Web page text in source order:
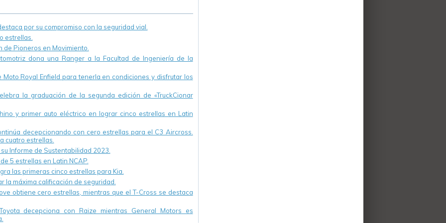
por su compromiso con la seguridad vial.
estrellas.
Pioneros en Movimiento.
dona una Ranger a la Facultad de Ingeniería de la
Royal Enfield para tenerla en condiciones y disfrutar los
la graduación de la segunda edición de «TruckCionar
y primer auto eléctrico en lograr cinco estrellas en Latin
decepcionando con cero estrellas para el C3 Aircross.
cuatro estrellas.
Informe de Sustentabilidad 2023.
5 estrellas en Latin NCAP.
las primeras cinco estrellas para Kia.
la máxima calificación de seguridad.
obtiene cero estrellas, mientras que el T-Cross se destaca
decepciona con Raize mientras General Motors es